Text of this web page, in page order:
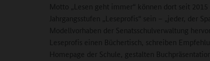
Motto „Lesen geht immer“ können dort seit 2015
Jahrgangsstufen „Leseprofis“ sein – „jeder, der
Modellvorhaben der Senatsschulverwaltung
Leseprofis einen Büchertisch, schreiben
Homepage der Schule, gestalten